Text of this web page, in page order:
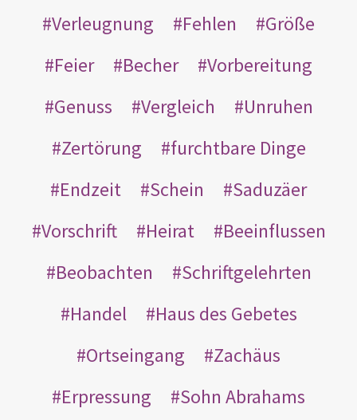
Verleugnung Fehlen
Größe
Feier
Becher
Vorbereitung
Genuss
Vergleich
Unruhen
Zertörung
furchtbare Dinge
Endzeit
Schein
Saduzäer
Vorschrift
Heirat
Beeinflussen
Beobachten
Schriftgelehrten
Handel
Haus des Gebetes
Ortseingang
Zachäus
Erpressung
Sohn Abrahams